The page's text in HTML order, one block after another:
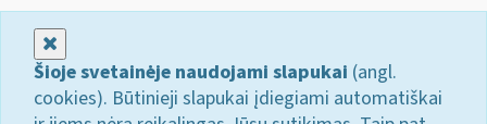
Šioje svetainėje naudojami slapukai (angl.
cookies). Būtinieji slapukai įdiegiami automatiškai